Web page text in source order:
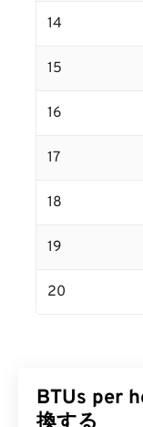
14
15
16
17
18
19
20
BTUs per